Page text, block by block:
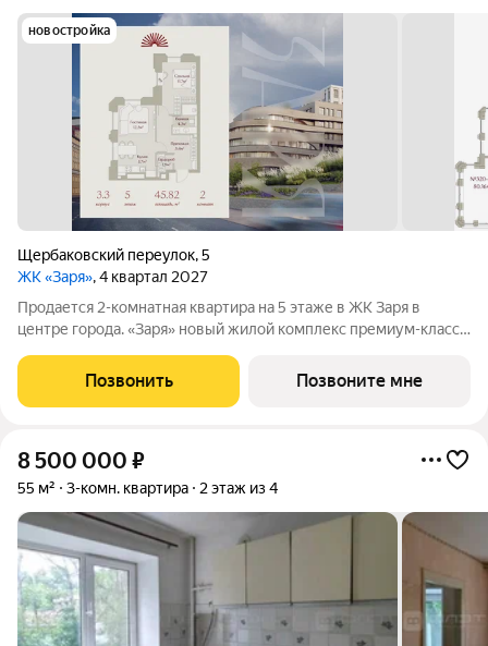
новостройка
Щербаковский переулок,5
ЖК «Заря», 4 квартал 2027
Продается 2-комнатная квартира на 5 этаже в ЖК Заря в
центре города. «Заря» новый жилой комплекс премиум-класса
сочетается с высоким уровнем комфорта и продуманной
инфраструктурой. Проект объединяет
Позвонить Позвоните мне
8 500 000 ₽
55 м² 3-комн. квартира 2 этаж из 4